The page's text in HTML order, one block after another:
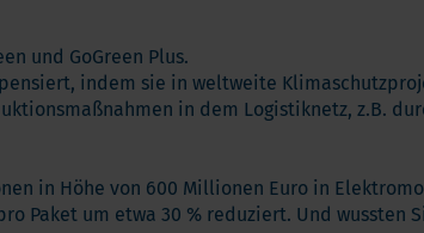
und GoGreen Plus.
indem sie in weltweite
in dem Logistiknetz, z.B.
in Höhe von 600 Millionen Euro in
Paket um etwa 30 % reduziert. Und wussten